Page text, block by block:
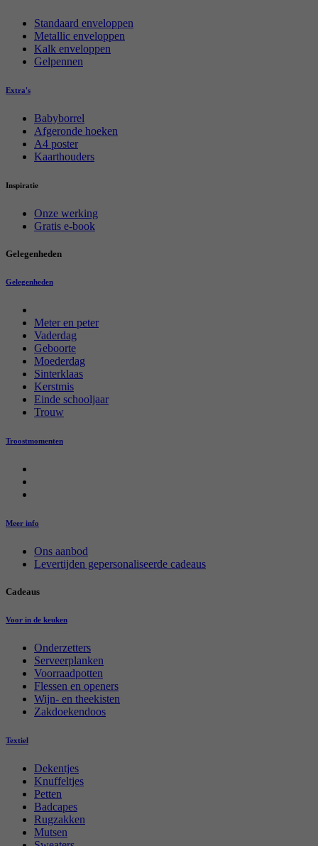
Standaard enveloppen
Metallic enveloppen
Kalk enveloppen
Gelpennen
Extra's
Babyborrel
Afgeronde hoeken
A4 poster
Kaarthouders
Inspiratie
Onze werking
Gratis e-book
Gelegenheden
Gelegenheden
Meter en peter
Vaderdag
Geboorte
Moederdag
Sinterklaas
Kerstmis
Einde schooljaar
Trouw
Troostmomenten
Meer info
Ons aanbod
Levertijden gepersonaliseerde cadeaus
Cadeaus
Voor in de keuken
Onderzetters
Serveerplanken
Voorraadpotten
Flessen en openers
Wijn- en theekisten
Zakdoekendoos
Textiel
Dekentjes
Knuffeltjes
Petten
Badcapes
Rugzakken
Mutsen